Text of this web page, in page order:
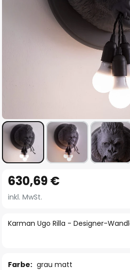
Anfang
der
springen
Karman Ugo Rilla - Designer-
630,69 €
inkl. MwSt.
Farbe: grau matt